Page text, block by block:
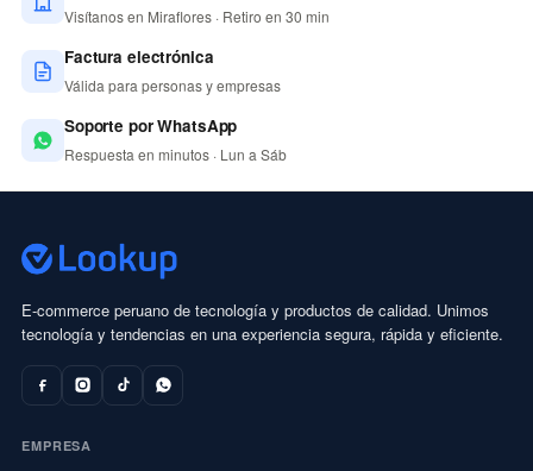
Visítanos en Miraflores · Retiro en 30 min
Factura electrónica
Válida para personas y empresas
Soporte por WhatsApp
Respuesta en minutos · Lun a Sáb
E-commerce peruano de tecnología y productos de calidad. Unimos
tecnología y tendencias en una experiencia segura, rápida y eficiente.
EMPRESA